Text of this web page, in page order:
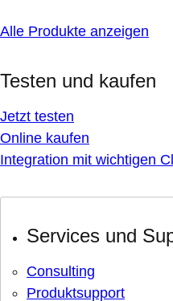
Alle Produkte anzeigen
Testen und kaufen
Jetzt testen
Online kaufen
Integration mit wichtigen
Services und
Consulting
Produktsupport